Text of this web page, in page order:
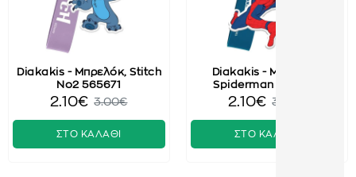
Diakakis - Μπρελόκ, Stitch
No2 565671
2.10€ 3.00€
ΣΤΟ ΚΑΛΑΘΙ
Diakakis - Μπρελόκ,
Spiderman 508349
2.10€ 3.00€
ΣΤΟ ΚΑΛΑΘΙ